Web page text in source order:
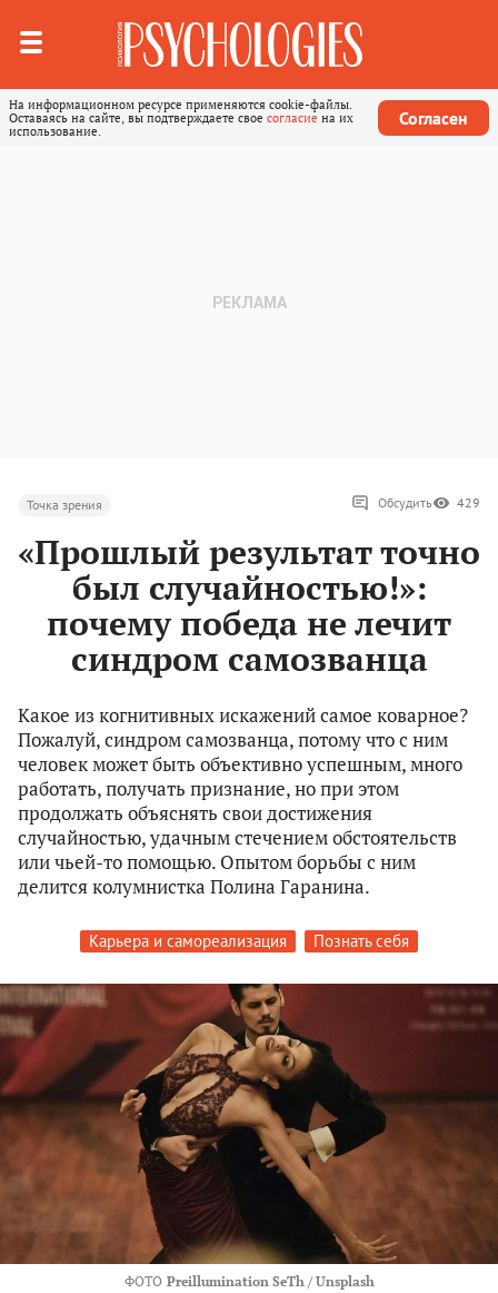
На информационном ресурсе применяются cookie-файлы.
Оставаясь на сайте, вы подтверждаете свое согласие на их
использование.
Согласен
Точка зрения Обсудить 429
«Прошлый результат точно
был случайностью!»:
почему победа не лечит
синдром самозванца
Какое из когнитивных искажений самое коварное?
Пожалуй, синдром самозванца, потому что с ним
человек может быть объективно успешным, много
работать, получать признание, но при этом
продолжать объяснять свои достижения
случайностью, удачным стечением обстоятельств
или чьей-то помощью. Опытом борьбы с ним
делится колумнистка Полина Гаранина.
Карьера и самореализация Познать себя
ФОТО Preillumination SeTh / Unsplash